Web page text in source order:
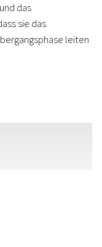
das
sie das
leiten